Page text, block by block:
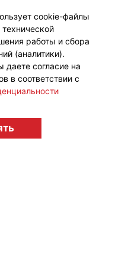
2026 12+
cookie-файлы
работы и сбора
(аналитики).
согласие на
в соответствии с